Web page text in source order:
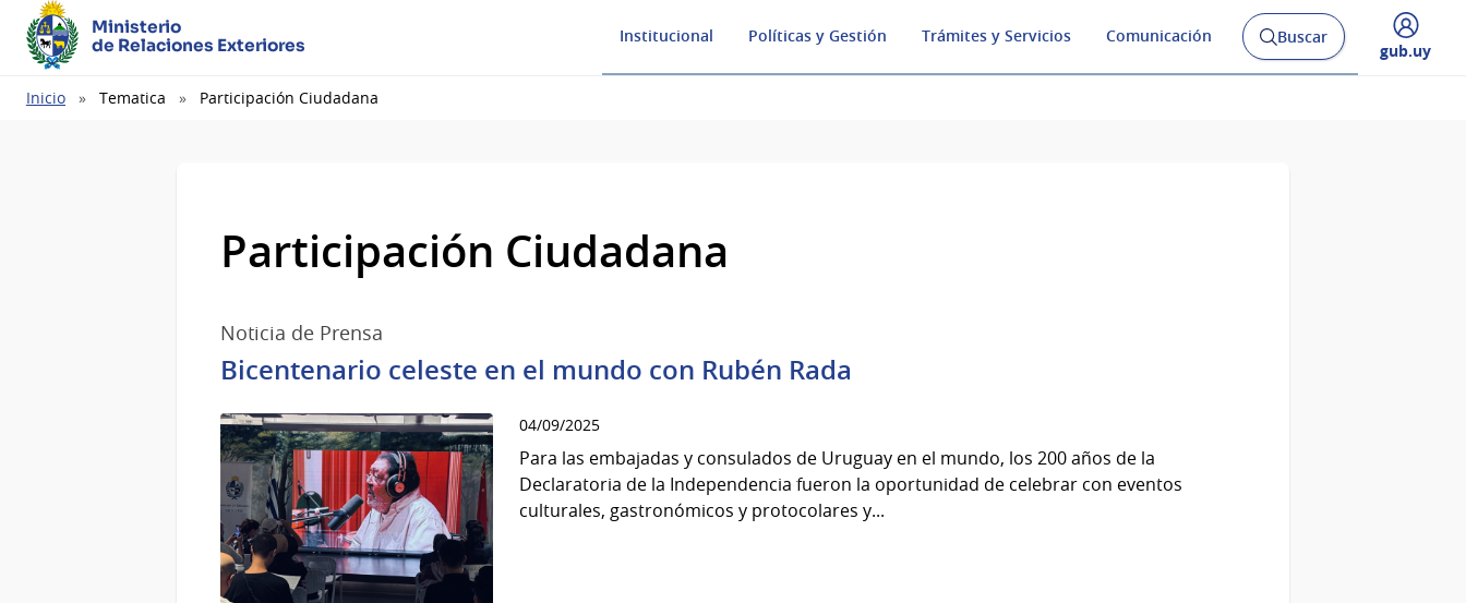
Ministerio
de Relaciones Exteriores
Institucional Políticas y Gestión Trámites y Servicios Comunicación
Abrir
buscador
Buscar
Desplegar
gub.uy
Ruta
Inicio Tematica Participación Ciudadana
Participación Ciudadana
Noticia de Prensa
Bicentenario celeste en el mundo con Rubén Rada
04/09/2025
Para las embajadas y consulados de Uruguay en el mundo, los 200 años de la
Declaratoria de la Independencia fueron la oportunidad de celebrar con eventos
culturales, gastronómicos y protocolares y...